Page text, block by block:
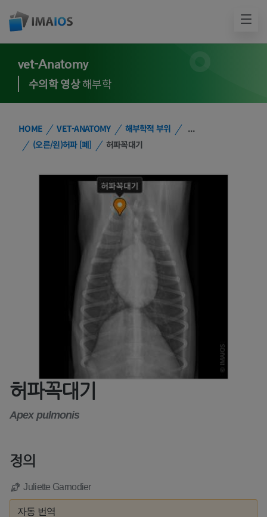
vet-Anatomy
수의학 영상해부학
HOME VET-ANATOMY 해부학적 부위
...
(오른/왼)허파 [폐]
허파꼭대기
허파꼭대기
Apex pulmonis
정의
Juliette Garnodier
자동 번역